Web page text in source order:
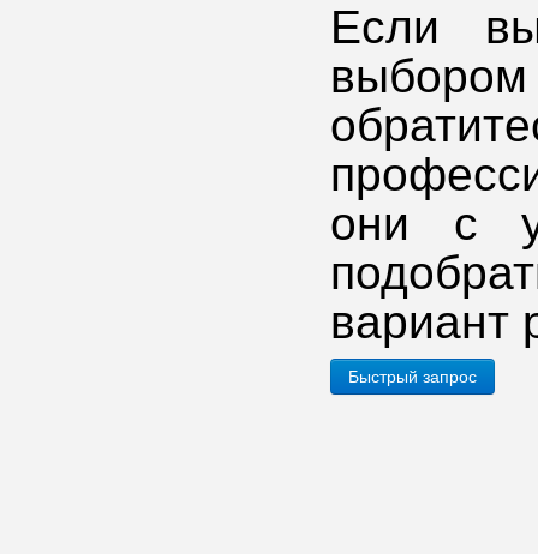
Если
они с
вариант
Быстрый запрос